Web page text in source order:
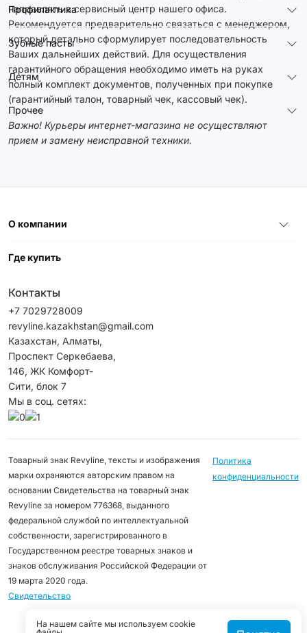
Профилактика
Зубные пасты
Детям
Прочее
направлять в сервисный центр нашего офиса.
Рекомендуется предварительно связаться с менеджером,
который детально сформулирует последовательность
Ваших дальнейших действий. Для осуществления
гарантийного обращения необходимо иметь на руках
полный комплект документов, полученных при покупке
(гарантийный талон, товарный чек, кассовый чек).
Важно! Курьеры интернет-магазина не осуществляют
прием и замену неисправной техники.
О компании
Где купить
Контакты
+7 7029728009
revyline.kazakhstan@gmail.com
Казахстан, Алматы,
Проспект Серкебаева,
146, ЖК Комфорт-
Сити, блок 7
Мы в соц. сетях:
Товарный знак Revyline, тексты и изображения
марки охраняются авторским правом на
основании Свидетельства на товарный знак
Revyline за номером 776368, выданного
федеральной службой по интеллектуальной
собственности, зарегистрированного в
Государственном реестре товарных знаков и
знаков обслуживания Российской Федерации от
19 марта 2020 года.
Свидетельство
Политика
конфиденциальности
На нашем сайте мы используем cookie